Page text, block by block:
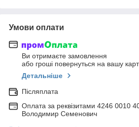
Умови оплати
Ви отримаєте замовлення
або гроші повернуться на вашу
Детальніше
Післяплата
Оплата за реквізитами 4246 0010
Володимир Семенович